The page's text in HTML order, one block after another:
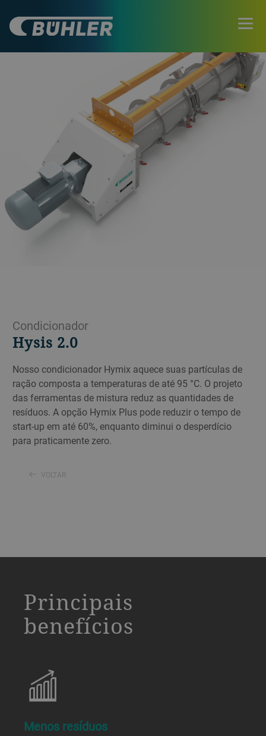
Condicionador
Hysis 2.0
Nosso condicionador Hymix aquece suas partículas de
ração composta a temperaturas de até 95 °C. O projeto
das ferramentas de mistura reduz as quantidades de
resíduos. A opção Hymix Plus pode reduzir o tempo de
start-up em até 60%, enquanto diminui o desperdício
para praticamente zero.
VOLTAR
Principais
benefícios
Menos resíduos